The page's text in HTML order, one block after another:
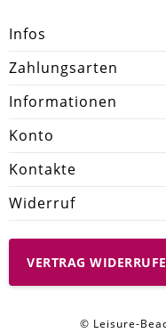
Infos
Zahlungsarten
Informationen
Konto
Kontakte
Widerruf
VERTRAG
© Leisure-